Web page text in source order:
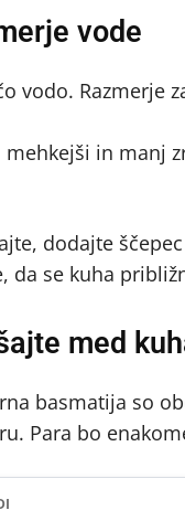
vode
vodo. Razmerje
in manj
dodajte
se kuha
med
basmatija so
Para bo